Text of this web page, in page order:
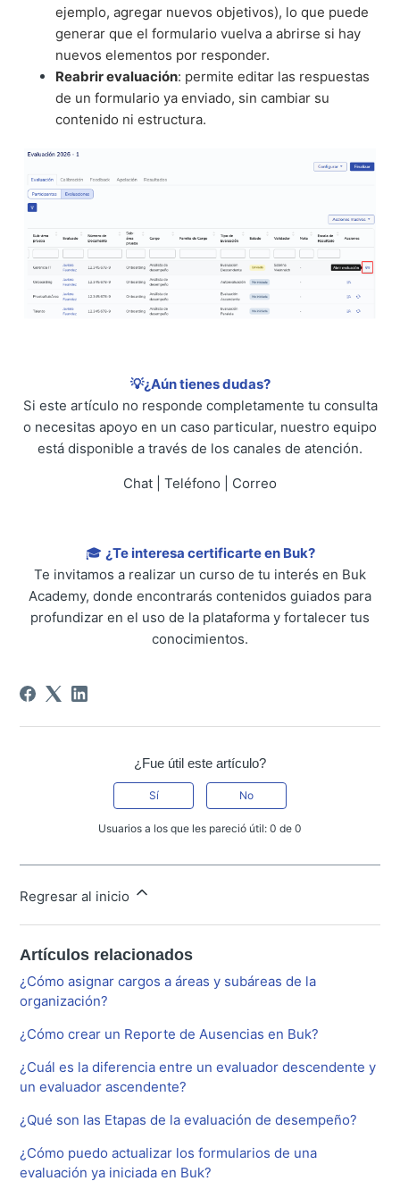
ejemplo, agregar nuevos objetivos), lo que puede
generar que el formulario vuelva a abrirse si hay
nuevos elementos por responder.
Reabrir evaluación: permite editar las respuestas
de un formulario ya enviado, sin cambiar su
contenido ni estructura.
💡¿Aún tienes dudas?
Si este artículo no responde completamente tu consulta
o necesitas apoyo en un caso particular, nuestro equipo
está disponible a través de los canales de atención.
Chat | Teléfono | Correo
🎓 ¿Te interesa certificarte en Buk?
Te invitamos a realizar un curso de tu interés en Buk
Academy, donde encontrarás contenidos guiados para
profundizar en el uso de la plataforma y fortalecer tus
conocimientos.
¿Fue útil este artículo?
Sí No
Usuarios a los que les pareció útil: 0 de 0
Regresar al inicio
Artículos relacionados
¿Cómo asignar cargos a áreas y subáreas de la
organización?
¿Cómo crear un Reporte de Ausencias en Buk?
¿Cuál es la diferencia entre un evaluador descendente y
un evaluador ascendente?
¿Qué son las Etapas de la evaluación de desempeño?
¿Cómo puedo actualizar los formularios de una
evaluación ya iniciada en Buk?